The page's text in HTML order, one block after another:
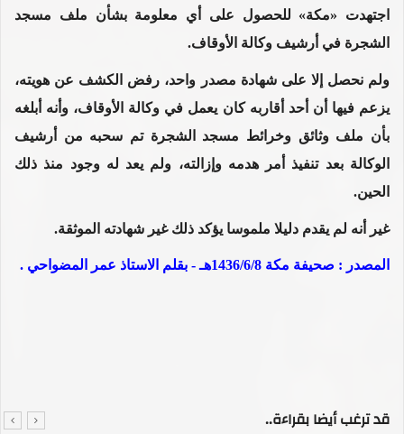
اجتهدت «مكة» للحصول على أي معلومة بشأن ملف مسجد
الشجرة في أرشيف وكالة الأوقاف.
ولم نحصل إلا على شهادة مصدر واحد، رفض الكشف عن هويته،
يزعم فيها أن أحد أقاربه كان يعمل في وكالة الأوقاف، وأنه أبلغه
بأن ملف وثائق وخرائط مسجد الشجرة تم سحبه من أرشيف
الوكالة بعد تنفيذ أمر هدمه وإزالته، ولم يعد له وجود منذ ذلك
الحين.
غير أنه لم يقدم دليلا ملموسا يؤكد ذلك غير شهادته الموثقة.
المصدر : صحيفة مكة 1436/6/8هـ - بقلم الاستاذ عمر المضواحي .
قد ترغب أيضا بقراءة..